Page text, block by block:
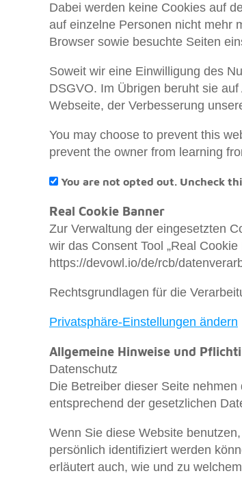
Dabei werden keine Cookies auf
auf einzelne Personen nicht mehr
Browser sowie besuchte Seiten
Soweit wir eine Einwilligung des
DSGVO. Im Übrigen beruht sie
Webseite, der Verbesserung
You may choose to prevent this
prevent the owner from learning
You are not opted out. Uncheck
Real Cookie Banner
Zur Verwaltung der eingesetzten
wir das Consent Tool „Real
https://devowl.io/de/rcb/
Rechtsgrundlagen für die
Privatsphäre-Einstellungen ändern
Allgemeine Hinweise und
Datenschutz
Die Betreiber dieser Seite
entsprechend der gesetzlichen
Wenn Sie diese Website
persönlich identifiziert werden
erläutert auch, wie und zu